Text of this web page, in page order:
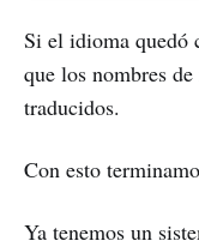
Si el idioma quedó
que los nombres
traducidos.
Con esto
Ya tenemos un